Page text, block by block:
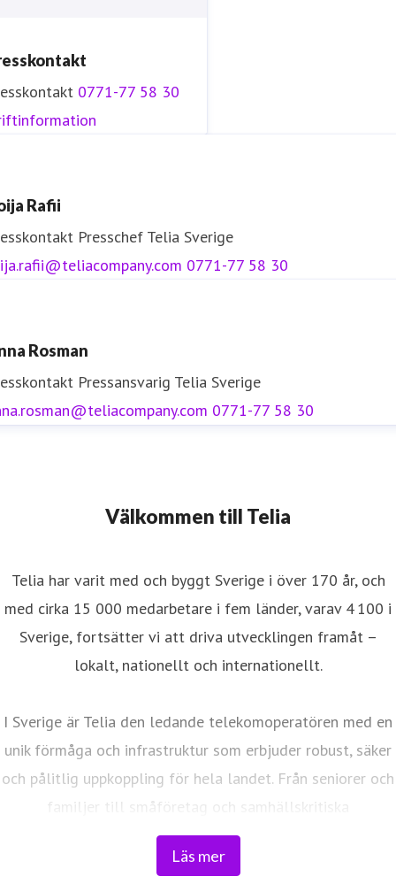
0771-77 58 30
Rafii
Presschef Telia Sverige
0771-77 58 30
Rosman
Pressansvarig Telia Sverige
0771-77 58 30
Välkommen till Telia
Läs mer
Telia har varit med och byggt Sverige i över 170 år, och
med cirka 15 000 medarbetare i fem länder, varav 4 100 i
Sverige, fortsätter vi att driva utvecklingen framåt –
lokalt, nationellt och internationellt.
I Sverige är Telia den ledande telekomoperatören med en
unik förmåga och infrastruktur som erbjuder robust, säker
och pålitlig uppkoppling för hela landet. Från seniorer och
familjer till småföretag och samhällskritiska
verksamheter. Vi möjliggör digitaliseringens kraft i
vardagen och är en del av Sveriges totalförsvar. Med